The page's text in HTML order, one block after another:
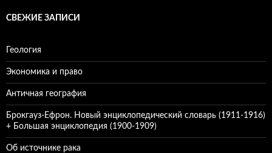
СВЕЖИЕ ЗАПИСИ
Геология
Экономика и право
Античная география
Брокгауз-Ефрон. Новый энциклопедический словарь (1911-1916)
+ Большая энциклопедия (1900-1909)
Об источнике рака